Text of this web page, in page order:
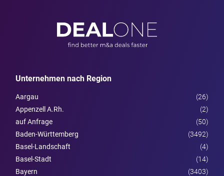
Unternehmen nach Region
Aargau
(26)
Appenzell A.Rh.
(2)
auf Anfrage
(50)
Baden-Württemberg
(3492)
Basel-Landschaft
(4)
Basel-Stadt
(14)
Bayern
(3403)